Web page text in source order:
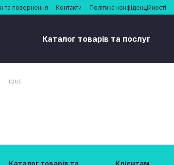
та повернення Контакти Політика конфіденційності
Каталог товарів та послуг
IQUE
Каталог товарів та
Клієнтам